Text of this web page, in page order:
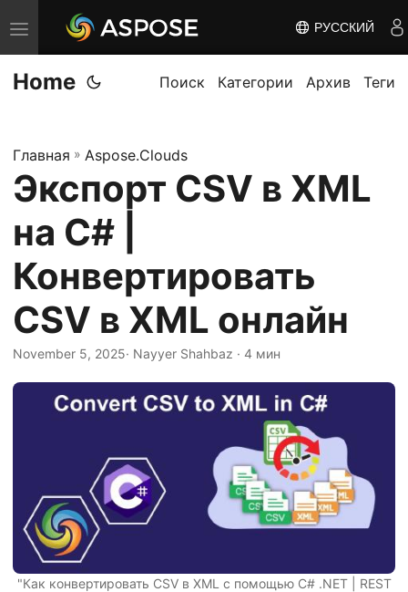
П
е
р
л
ю
и
т
ь
н
а
в
и
ю
РУССКИЙ
Home Поиск Категории Архив Теги
Главная » Aspose.Clouds
Экспорт CSV в XML
на C# |
Конвертировать
CSV в XML онлайн
November 5, 2025· Nayyer Shahbaz · 4 мин
"Как конвертировать CSV в XML с помощью C# .NET | REST